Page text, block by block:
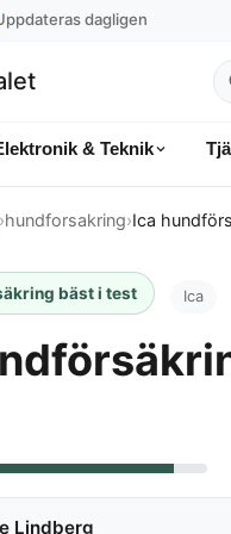
dagligen
& Teknik
›hundforsakring›Ica
bäst i test Ica
Lindberg